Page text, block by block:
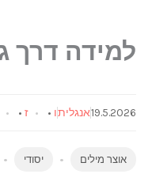
למידה דרך
19.5.2026אנגליתו • ז •
אוצר מילים יסודי